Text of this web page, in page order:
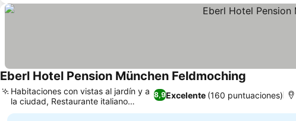
Eberl Hotel Pension München Feldmoching
8,9Excelente (160 puntuaciones)
Habitaciones con vistas al jardín y a
la ciudad, Restaurante italiano
familiar